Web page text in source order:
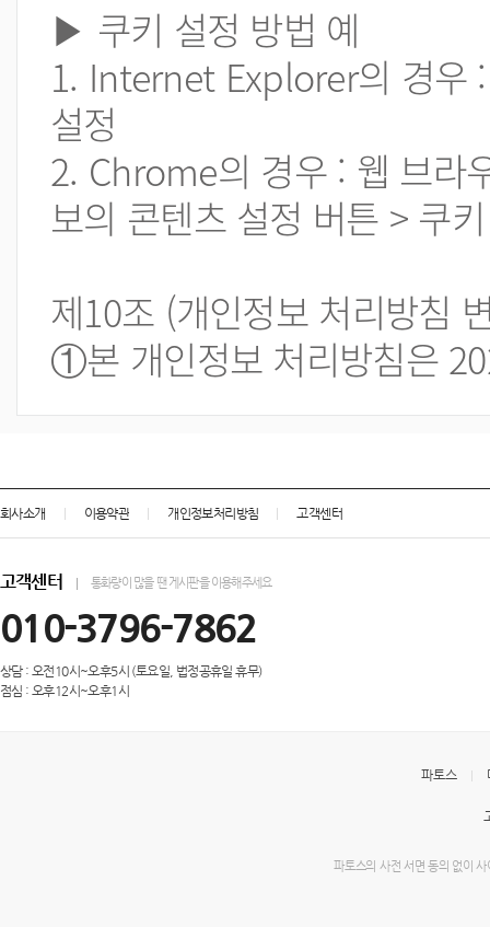
▶ 쿠키 설정 방법 예
1. Internet Explorer의 경우
설정
2. Chrome의 경우 : 웹 브라
보의 콘텐츠 설정 버튼 > 쿠키
제10조 (개인정보 처리방침
①본 개인정보 처리방침은
회사소개 이용약관 개인정보처리방침 고객센터
고객센터 통화량이 많을 땐 게시판을 이용해주세요
010-3796-7862
상담 : 오전10시~오후5시 (토요일, 법정공휴일 휴무)
점심 : 오후12시~오후1시
파토스
파토스의 사전 서면 동의 없이